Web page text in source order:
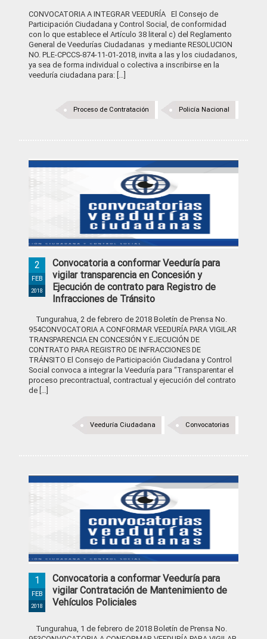
CONVOCATORIA A INTEGRAR VEEDURÍA El Consejo de
Participación Ciudadana y Control Social, de conformidad
con lo que establece el Artículo 38 literal c) del Reglamento
General de Veedurías Ciudadanas y mediante RESOLUCION
NO. PLE-CPCCS-874-11-01-2018, invita a las y los ciudadanos,
ya sea de forma individual o colectiva a inscribirse en la
veeduría ciudadana para: […]
Policía Nacional
Proceso de Contratación
Convocatoria a conformar Veeduría para
vigilar transparencia en Concesión y
Ejecución de contrato para Registro de
Infracciones de Tránsito
2
FEB
2018
Tungurahua, 2 de febrero de 2018 Boletín de Prensa No.
954CONVOCATORIA A CONFORMAR VEEDURÍA PARA VIGILAR
TRANSPARENCIA EN CONCESIÓN Y EJECUCIÓN DE
CONTRATO PARA REGISTRO DE INFRACCIONES DE
TRÁNSITO El Consejo de Participación Ciudadana y Control
Social convoca a integrar la Veeduría para “Transparentar el
proceso precontractual, contractual y ejecución del contrato
de […]
Convocatorias
Veeduría Ciudadana
Convocatoria a conformar Veeduría para
vigilar Contratación de Mantenimiento de
Vehículos Policiales
1
FEB
2018
Tungurahua, 1 de febrero de 2018 Boletín de Prensa No.